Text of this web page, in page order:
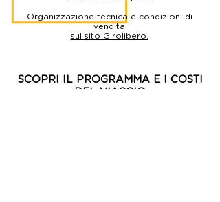
Organizzazione tecnica e condizioni di
vendita
sul sito Girolibero
SCOPRI IL PROGRAMMA E I COSTI
DEL VIAGGIO